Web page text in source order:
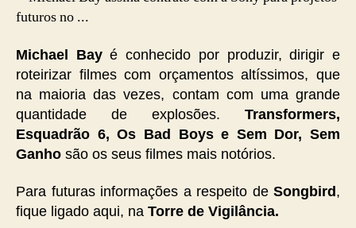
Michael Bayé conhecido por produzir, dirigir e
roteirizar filmes com orçamentos altíssimos, que
na maioria das vezes, contam com uma grande
quantidade de explosões. Transformers,
Esquadrão 6, Os Bad Boys e Sem Dor, Sem
Ganho são os seus filmes mais notórios.
Para futuras informações a respeito de Songbird ,
fique ligado aqui, na Torre de Vigilância.